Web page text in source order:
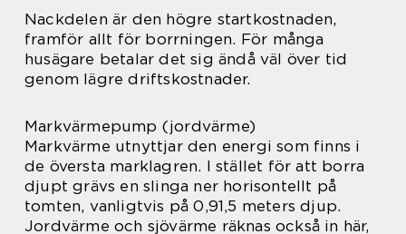
Nackdelen är den högre startkostnaden,
framför allt för borrningen. För många
husägare betalar det sig ändå väl över tid
genom lägre driftskostnader.
Markvärmepump (jordvärme)
Markvärme utnyttjar den energi som finns i
de översta marklagren. I stället för att borra
djupt grävs en slinga ner horisontellt på
tomten, vanligtvis på 0,91,5 meters djup.
Jordvärme och sjövärme räknas också in här,